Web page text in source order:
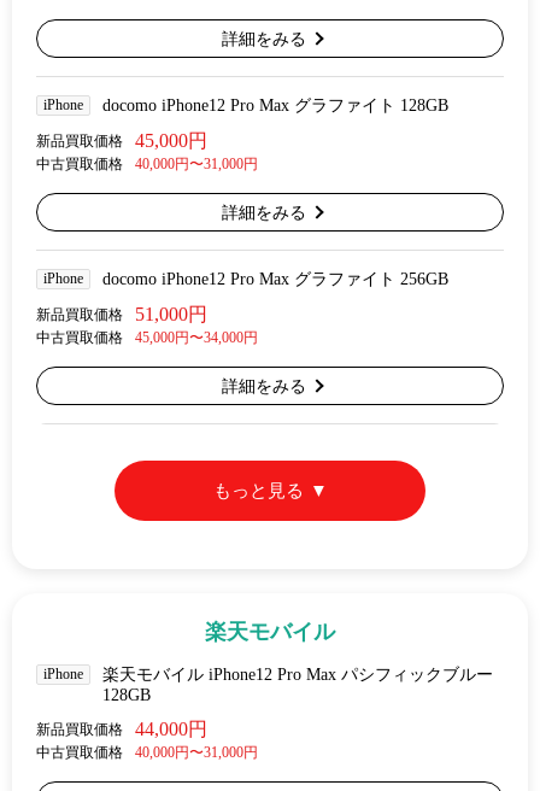
詳細をみる
iPhone docomo iPhone12 Pro Max グラファイト 128GB
新品買取価格 45,000円
中古買取価格 40,000円〜31,000円
詳細をみる
iPhone docomo iPhone12 Pro Max グラファイト 256GB
新品買取価格 51,000円
中古買取価格 45,000円〜34,000円
詳細をみる
もっと見る
楽天モバイル
iPhone
楽天モバイル iPhone12 Pro Max パシフィックブルー
128GB
新品買取価格 44,000円
中古買取価格 40,000円〜31,000円